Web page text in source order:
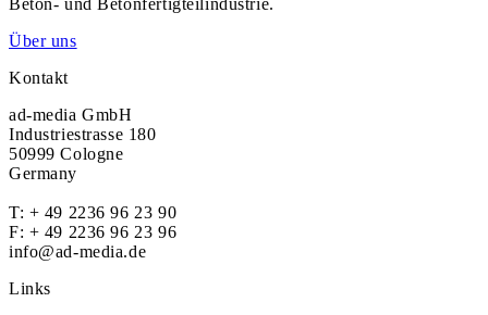
Beton- und Betonfertigteilindustrie.
Über uns
Kontakt
ad-media GmbH
Industriestrasse 180
50999 Cologne
Germany
T: + 49 2236 96 23 90
F: + 49 2236 96 23 96
info@ad-media.de
Links